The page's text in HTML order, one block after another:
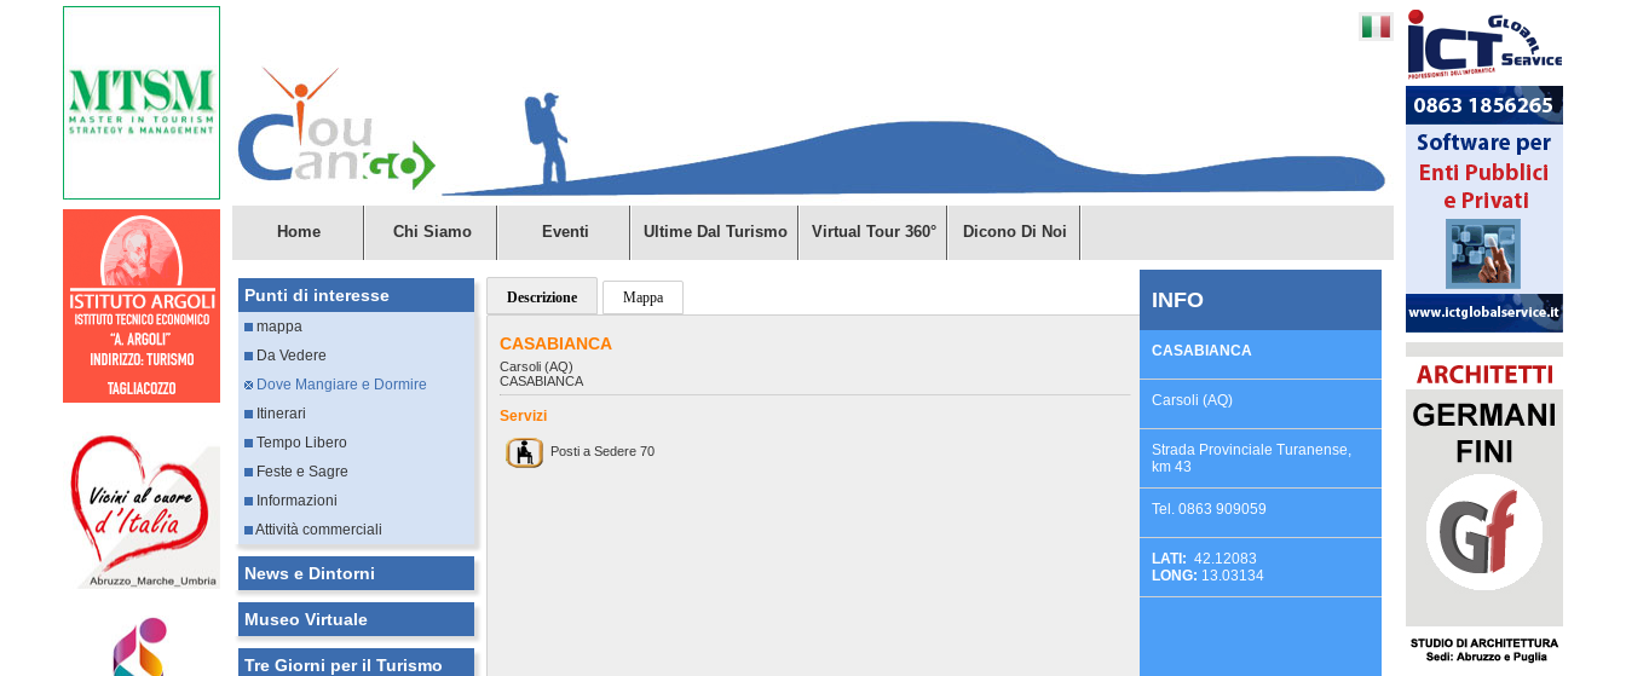
Home Chi Siamo Eventi Ultime Dal Turismo Virtual Tour 360° Dicono Di Noi
Punti di interesse
mappa
Da Vedere
Dove Mangiare e Dormire
Itinerari
Tempo Libero
Feste e Sagre
Informazioni
Attività commerciali
News e Dintorni
Museo Virtuale
Tre Giorni per il Turismo
Descrizione Mappa
CASABIANCA
Carsoli (AQ)
CASABIANCA
Servizi
Posti a Sedere 70
INFO
CASABIANCA
Carsoli (AQ)
Strada Provinciale Turanense,
km 43
Tel. 0863 909059
LATI: 42.12083
LONG: 13.03134